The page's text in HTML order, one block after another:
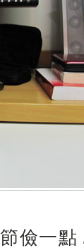
儉一點